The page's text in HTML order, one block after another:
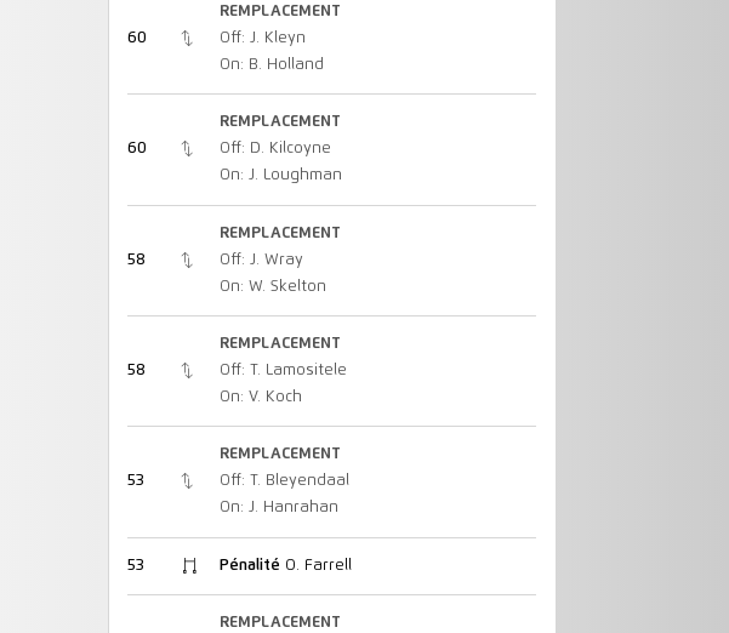
60
REMPLACEMENT
Off: J. Kleyn
On: B. Holland
60
REMPLACEMENT
Off: D. Kilcoyne
On: J. Loughman
58
REMPLACEMENT
Off: J. Wray
On: W. Skelton
58
REMPLACEMENT
Off: T. Lamositele
On: V. Koch
53
REMPLACEMENT
Off: T. Bleyendaal
On: J. Hanrahan
53 Pénalité O. Farrell
REMPLACEMENT